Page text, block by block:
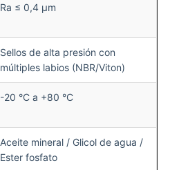
Ra ≤ 0,4 μm
Sellos de alta presión con
múltiples labios (NBR/Viton)
-20 °C a +80 °C
Aceite mineral / Glicol de agua /
Ester fosfato